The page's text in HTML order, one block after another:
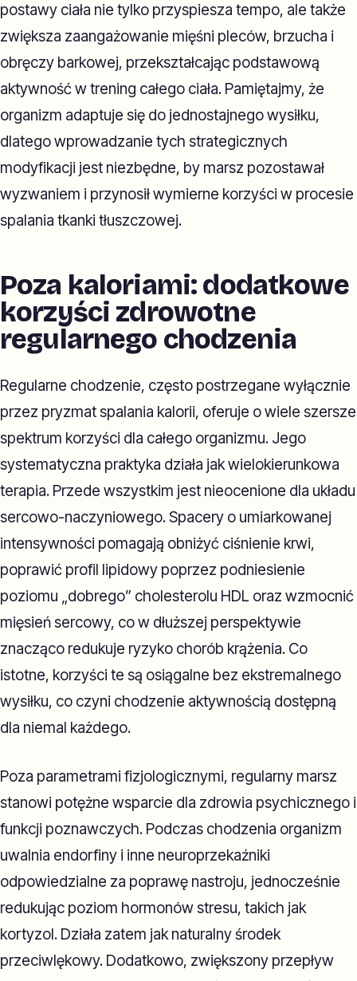
postawy ciała nie tylko przyspiesza tempo, ale także
zwiększa zaangażowanie mięśni pleców, brzucha i
obręczy barkowej, przekształcając podstawową
aktywność w trening całego ciała. Pamiętajmy, że
organizm adaptuje się do jednostajnego wysiłku,
dlatego wprowadzanie tych strategicznych
modyfikacji jest niezbędne, by marsz pozostawał
wyzwaniem i przynosił wymierne korzyści w procesie
spalania tkanki tłuszczowej.
Poza kaloriami: dodatkowe
korzyści zdrowotne
regularnego chodzenia
Regularne chodzenie, często postrzegane wyłącznie
przez pryzmat spalania kalorii, oferuje o wiele szersze
spektrum korzyści dla całego organizmu. Jego
systematyczna praktyka działa jak wielokierunkowa
terapia. Przede wszystkim jest nieocenione dla układu
sercowo-naczyniowego. Spacery o umiarkowanej
intensywności pomagają obniżyć ciśnienie krwi,
poprawić profil lipidowy poprzez podniesienie
poziomu „dobrego” cholesterolu HDL oraz wzmocnić
mięsień sercowy, co w dłuższej perspektywie
znacząco redukuje ryzyko chorób krążenia. Co
istotne, korzyści te są osiągalne bez ekstremalnego
wysiłku, co czyni chodzenie aktywnością dostępną
dla niemal każdego.
Poza parametrami fizjologicznymi, regularny marsz
stanowi potężne wsparcie dla zdrowia psychicznego i
funkcji poznawczych. Podczas chodzenia organizm
uwalnia endorfiny i inne neuroprzekaźniki
odpowiedzialne za poprawę nastroju, jednocześnie
redukując poziom hormonów stresu, takich jak
kortyzol. Działa zatem jak naturalny środek
przeciwlękowy. Dodatkowo, zwiększony przepływ